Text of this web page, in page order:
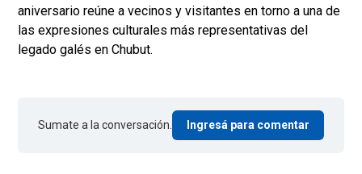
aniversario reúne a vecinos y visitantes en torno a una de
las expresiones culturales más representativas del
legado galés en Chubut.
Sumate a la conversación. Ingresá para comentar